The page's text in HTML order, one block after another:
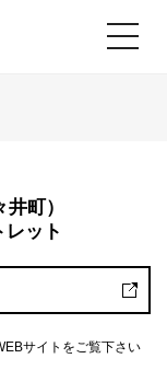
町）
ット
サイトをご覧下さい